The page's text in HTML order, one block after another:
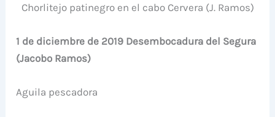
Chorlitejo patinegro en el cabo Cervera (J. Ramos)
1 de diciembre de 2019 Desembocadura del Segura
(Jacobo Ramos)
Aguila pescadora